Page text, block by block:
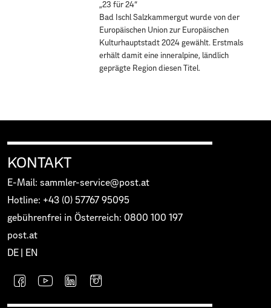
„23 für 24“
Bad Ischl Salzkammergut wurde von der
Europäischen Union zur Europäischen
Kulturhauptstadt 2024 gewählt. Erstmals
erhält damit eine inneralpine, ländlich
geprägte Region diesen Titel.
KONTAKT
E-Mail: sammler-service@post.at
Hotline: +43 (0) 57767 95095
gebührenfrei in Österreich: 0800 100 197
post.at
DE
EN